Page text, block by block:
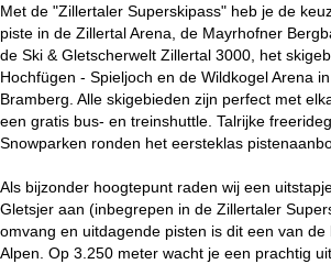
Met de "Zillertaler Superskipass" heb je de
piste in de Zillertal Arena, de Mayrhofner
de Ski & Gletscherwelt Zillertal 3000, het
Hochfügen - Spieljoch en de Wildkogel Arena
Bramberg. Alle skigebieden zijn perfect met
een gratis bus- en treinshuttle. Talrijke
Snowparken ronden het eersteklas
Als bijzonder hoogtepunt raden wij een
Gletsjer aan (inbegrepen in de Zillertaler
omvang en uitdagende pisten is dit een van
Alpen. Op 3.250 meter wacht je een prachtig